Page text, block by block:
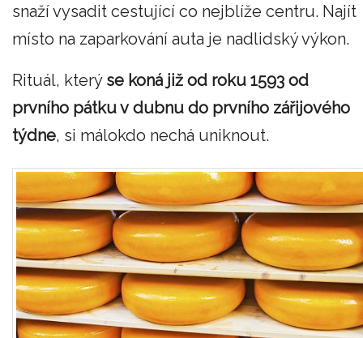
snaží vysadit cestující co nejblíže centru. Najít
místo na zaparkování auta je nadlidský výkon.
Rituál, který se koná již od roku 1593 od
prvního pátku v dubnu do prvního zářijového
týdne, si málokdo nechá uniknout.